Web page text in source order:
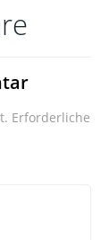
Erforderliche